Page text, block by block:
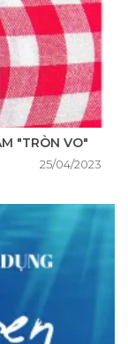
"TRÒN VO"
25/04/2023